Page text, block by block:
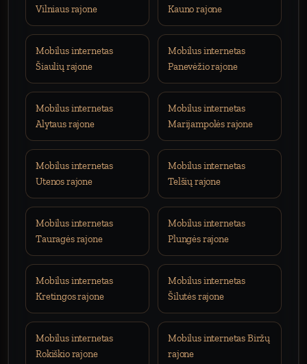
Vilniaus rajone
Kauno rajone
Mobilus internetas
Šiaulių rajone
Mobilus internetas
Panevėžio rajone
Mobilus internetas
Alytaus rajone
Mobilus internetas
Marijampolės rajone
Mobilus internetas
Utenos rajone
Mobilus internetas
Telšių rajone
Mobilus internetas
Tauragės rajone
Mobilus internetas
Plungės rajone
Mobilus internetas
Kretingos rajone
Mobilus internetas
Šilutės rajone
Mobilus internetas
Rokiškio rajone
Mobilus internetas Biržų
rajone